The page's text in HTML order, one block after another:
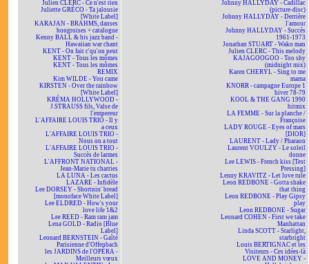
Julien CLERC - Ce n'est rien
Juliette GRÉCO - Ta jalousie
[White Label]
KARAJAN - BRAHMS, danses
hongroises + catalogue
Kenny BALL & his jazz band -
Hawaiian war chant
KENT - On fait c'qu'on peut
KENT - Tous les mômes
KENT - Tous les mômes
REMIX
Kim WILDE - You came
KIRSTEN - Over the rainbow
[White Label]
KRÉMA HOLLYWOOD -
J.STRAUSS fils, Valse de
l'empereur
L'AFFAIRE LOUIS TRIO - Il y
a ceux
L'AFFAIRE LOUIS TRIO -
Nous on a tout
L'AFFAIRE LOUIS TRIO -
Succès de larmes
L'AFFRONT NATIONAL -
Jean-Marie tu charries
LA LUNA - Les cactus
LAZARE - Infidèle
Lee DORSEY - Shortnin' bread
[monoface White Label]
Lee ELDRED - How's your
love life 1&2
Lee REED - Ram ram jam
Lena GOLD - Radio [Blue
Label]
Leonard BERNSTEIN - Gaîté
Parisienne d'Offenbach
les JARDINS de l'OPÉRA -
Meilleurs vœux
Johnny HALLYDAY - Cadillac
(picture-disc)
Johnny HALLYDAY - Derrière
l'amour
Johnny HALLYDAY - Succès
1961-1973
Jonathan STUART - Wako man
Julien CLERC - This melody
KAJAGOOGOO - Too shy
(midnight mix)
Karen CHERYL - Sing to me
mama
KNORR - campagne Europe 1
hiver 78-79
KOOL & THE GANG 1990
hitmix
LA FEMME - Sur la planche /
Françoise
LADY ROUGE - Eyes of mars
[DIOR]
LAURENT - Lady / Pharaon
Laurent VOULZY - Le soleil
donne
Lee LEWIS - French kiss [Test
Pressing]
Lenny KRAVITZ - Let love rule
Leon REDBONE - Gotta shake
that thing
Leon REDBONE - Play Gipsy
play
Leon REDBONE - Sugar
Leonard COHEN - First we take
Manhattan
Linda SCOTT - Starlight,
starbright
Louis BERTIGNAC et les
Visiteurs - Ces idées-là
LOVE AND MONEY -